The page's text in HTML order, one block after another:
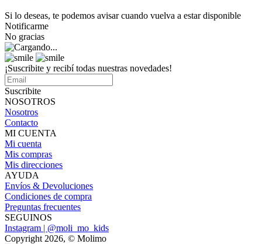
Si lo deseas, te podemos avisar cuando vuelva a estar disponible
Notificarme
No gracias
¡Suscribite y recibí todas nuestras novedades!
Suscribite
NOSOTROS
Nosotros
Contacto
MI CUENTA
Mi cuenta
Mis compras
Mis direcciones
AYUDA
Envíos & Devoluciones
Condiciones de compra
Preguntas frecuentes
SEGUINOS
Instagram | @moli_mo_kids
Copyright 2026, © Molimo